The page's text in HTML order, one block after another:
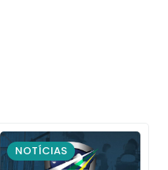
NOTÍCIAS